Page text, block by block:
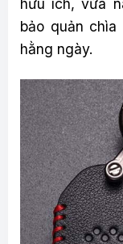
hữu ích, vừa
bảo quản
hằng ngày.